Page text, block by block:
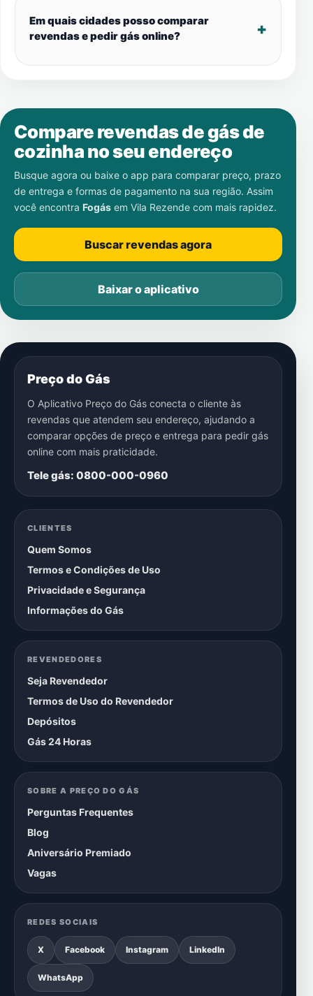
Em quais cidades posso comparar
revendas e pedir gás online?
Compare revendas de gás de
cozinha no seu endereço
Busque agora ou baixe o app para comparar preço, prazo
de entrega e formas de pagamento na sua região. Assim
você encontra Fogás em Vila Rezende com mais rapidez.
Buscar revendas agora
Baixar o aplicativo
Preço do Gás
O Aplicativo Preço do Gás conecta o cliente às
revendas que atendem seu endereço, ajudando a
comparar opções de preço e entrega para pedir gás
online com mais praticidade.
Tele gás: 0800-000-0960
CLIENTES
Quem Somos
Termos e Condições de Uso
Privacidade e Segurança
Informações do Gás
REVENDEDORES
Seja Revendedor
Termos de Uso do Revendedor
Depósitos
Gás 24 Horas
SOBRE A PREÇO DO GÁS
Perguntas Frequentes
Blog
Aniversário Premiado
Vagas
REDES SOCIAIS
X Facebook Instagram LinkedIn
WhatsApp